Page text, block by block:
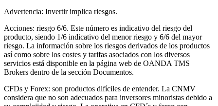
Advertencia: Invertir implica riesgos.
Acciones: riesgo 6/6. Este número es indicativo del riesgo del
producto, siendo 1/6 indicativo del menor riesgo y 6/6 del mayor
riesgo. La información sobre los riesgos derivados de los productos
así como sobre los costes y tarifas asociados con los diversos
servicios está disponible en la página web de OANDA TMS
Brokers dentro de la sección Documentos.
CFDs y Forex: son productos difíciles de entender. La CNMV
considera que no son adecuados para inversores minoristas debido a